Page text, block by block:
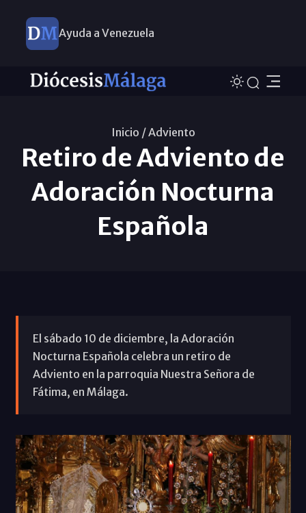
Ayuda a Venezuela
Inicio /Adviento
Retiro de Adviento de
Adoración Nocturna
Española
El sábado 10 de diciembre, la Adoración
Nocturna Española celebra un retiro de
Adviento en la parroquia Nuestra Señora de
Fátima, en Málaga.